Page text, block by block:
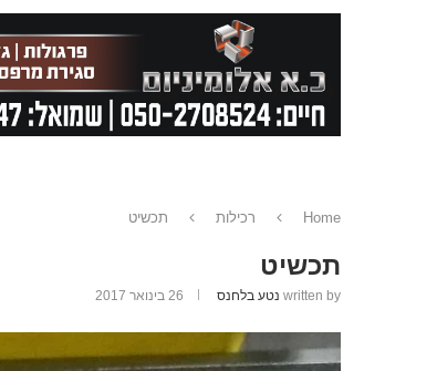
Home רכילות תכשיט
תכשיט
written by נטע בלחנס 26 בינואר 2017